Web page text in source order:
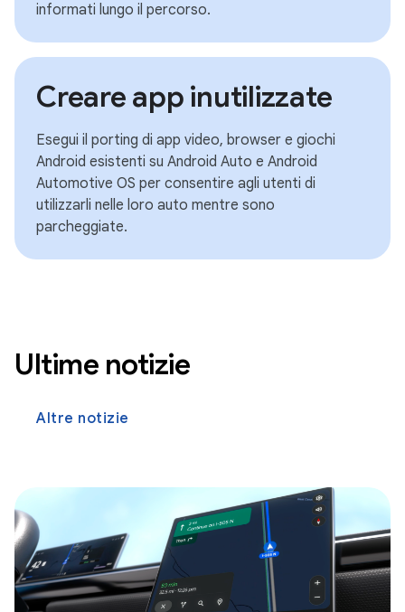
informati lungo il percorso.
Creare app inutilizzate
Esegui il porting di app video, browser e giochi
Android esistenti su Android Auto e Android
Automotive OS per consentire agli utenti di
utilizzarli nelle loro auto mentre sono
parcheggiate.
Ultime notizie
Altre notizie